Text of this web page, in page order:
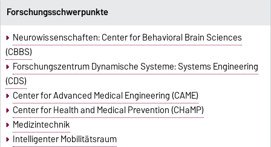
Forschungsschwerpunkte
Neurowissenschaften: Center for Behavioral Brain Sciences
(CBBS)
Forschungszentrum Dynamische Systeme: Systems Engineering
(CDS)
Center for Advanced Medical Engineering (CAME)
Center for Health and Medical Prevention (CHaMP)
Medizintechnik
Intelligenter Mobilitätsraum